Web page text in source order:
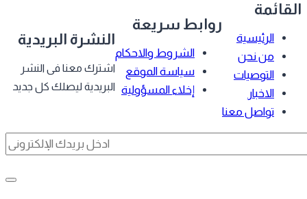
الرئيسية
من نحن
التوصيات
الاخبار
تواصل معنا
روابط سريعة
الشروط والاحكام
سياسة الموقع
إخلاء المسؤولية
النشرة البريدية
اشترك معنا فى النشر
البريدية ليصلك كل جديد